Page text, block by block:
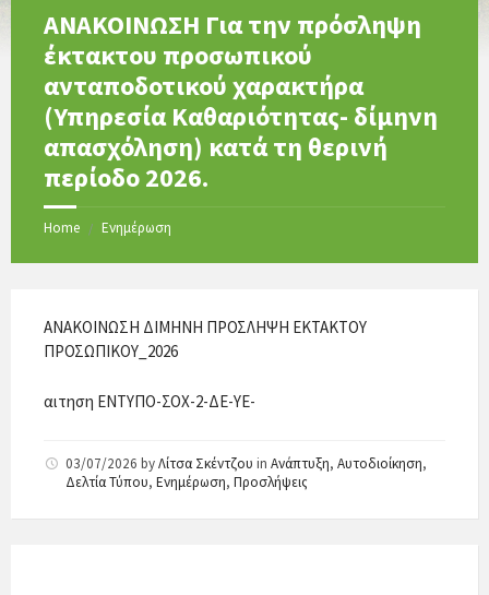
ΑΝΑΚΟΙΝΩΣΗ Για την πρόσληψη
έκτακτου προσωπικού
ανταποδοτικού χαρακτήρα
(Υπηρεσία Καθαριότητας- δίμηνη
απασχόληση) κατά τη θερινή
περίοδο 2026.
Home / Ενημέρωση
ΑΝΑΚΟΙΝΩΣΗ ΔΙΜΗΝΗ ΠΡΟΣΛΗΨΗ ΕΚΤΑΚΤΟΥ
ΠΡΟΣΩΠΙΚΟΥ_2026
αιτηση ΕΝΤΥΠΟ-ΣΟΧ-2-ΔΕ-ΥΕ-
03/07/2026 byΛίτσα Σκέντζου in Ανάπτυξη, Αυτοδιοίκηση,
Δελτία Τύπου, Ενημέρωση, Προσλήψεις